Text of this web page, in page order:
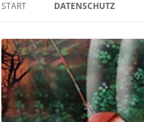
START DATENSCHUTZ